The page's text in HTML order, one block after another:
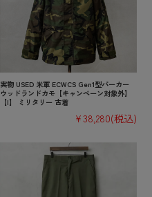
実物 USED 米軍 ECWCS Gen1型パーカー
ウッドランドカモ【キャンペーン対象外】
【I】 ミリタリー 古着
¥38,280(税込)